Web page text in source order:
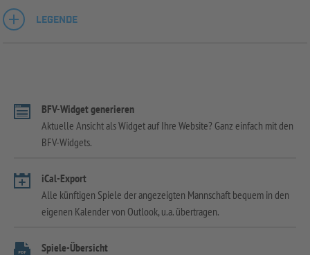
LEGENDE
BFV-Widget generieren
Aktuelle Ansicht als Widget auf Ihre Website? Ganz einfach mit den
BFV-Widgets.
iCal-Export
Alle künftigen Spiele der angezeigten Mannschaft bequem in den
eigenen Kalender von Outlook, u.a. übertragen.
Spiele-Übersicht